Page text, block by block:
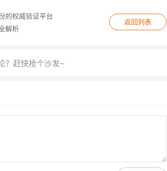
返回列表
的权威验证平台
解析